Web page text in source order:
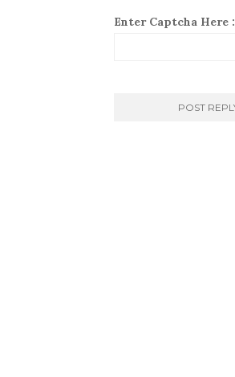
Enter Captcha Here :